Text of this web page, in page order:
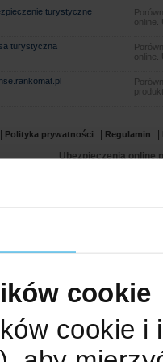
cookie
cookie i
turystyczne
turystyczna
Polityka prywatności Regulamin
Ubezpieczenia